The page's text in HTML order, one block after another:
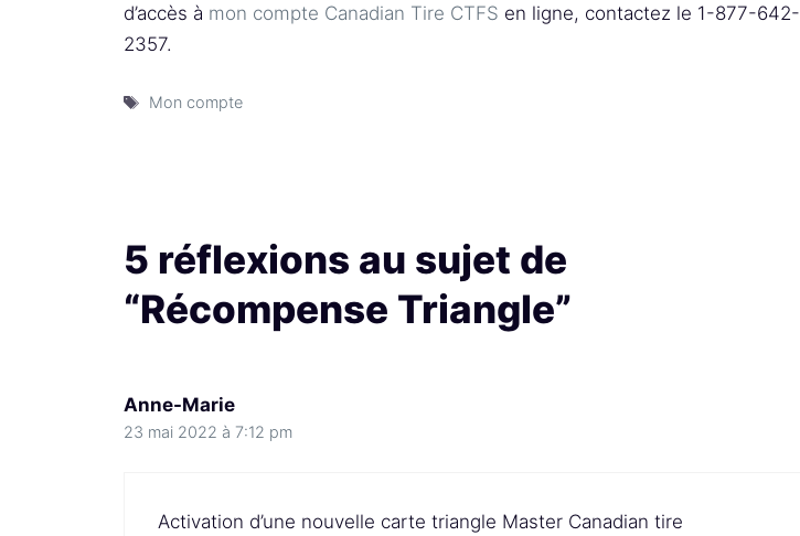
d’accès à mon compte Canadian Tire CTFS en ligne, contactez le 1-877-642-
2357.
Étiquettes
Mon compte
5 réflexions au sujet de
“Récompense Triangle”
Anne-Marie
23 mai 2022 à 7:12 pm
Activation d’une nouvelle carte triangle Master Canadian tire